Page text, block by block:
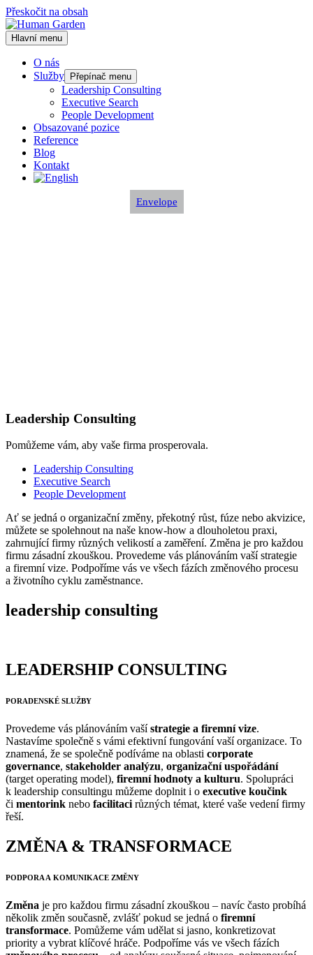
Přeskočit na obsah
Hlavní menu
O nás
Služby
Přepínač menu
Leadership Consulting
Executive Search
People Development
Obsazované pozice
Reference
Blog
Kontakt
Envelope
Leadership Consulting
Pomůžeme vám, aby vaše firma prosperovala.
Leadership Consulting
Executive Search
People Development
Ať se jedná o organizační změny, překotný růst, fúze nebo akvizice,
můžete se spolehnout na naše know-how a dlouholetou praxi,
zahrnující firmy různých velikostí a zaměření. Změna je pro každou
firmu zásadní zkouškou. Provedeme vás plánováním vaší strategie
a firemní vize. Podpoříme vás ve všech fázích změnového procesu
a životního cyklu zaměstnance.
leadership consulting
LEADERSHIP CONSULTING
PORADENSKÉ SLUŽBY
Provedeme vás plánováním vašístrategie a firemní vize.
Nastavíme společně s vámi efektivní fungování vaší organizace. To
znamená, že se společně podíváme na oblasti corporate
governance, stakeholder analýzu, organizační uspořádání
(target operating model), firemní hodnoty a kulturu. Spolupráci
k leadership consultingu můžeme doplnit i o executive koučink
či mentorink nebo facilitaci různých témat, které vaše vedení firmy
řeší.
ZMĚNA & TRANSFORMACE
PODPORA A KOMUNIKACE ZMĚNY
Změna je pro každou firmu zásadní zkouškou – navíc často probíhá
několik změn současně, zvlášť pokud se jedná o firemní
transformace. Pomůžeme vám udělat si jasno, konkretizovat
priority a vybrat klíčové hráče. Podpoříme vás ve všech fázích